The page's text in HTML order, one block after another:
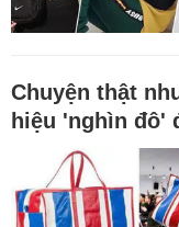
Chuyện thật
hiệu 'nghìn đô'